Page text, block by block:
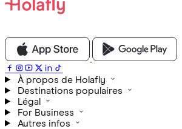
À propos de Holafly
Destinations populaires
Légal
For Business
Autres infos